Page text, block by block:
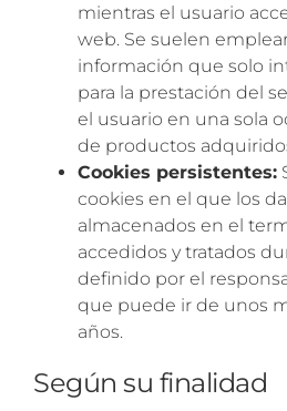
mientras el usuario
web. Se suelen
información que solo
para la prestación del
el usuario en una sola
de productos
Cookies persistentes:
cookies en el que los
almacenados en el
accedidos y tratados
definido por el
que puede ir de unos
años.
Según su finalidad